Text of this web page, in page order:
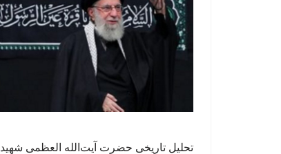
تحلیل تاریخی حضرت آیت‌الله العظمی شهید